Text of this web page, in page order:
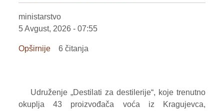
ministarstvo
5 Avgust, 2026 - 07:55
Opširnije
udruženje
proizvođača
6 čitanja
Udruženje „Destilati za destilerije“, koje trenutno
okuplja 43 proizvođača voća iz Kragujevca,